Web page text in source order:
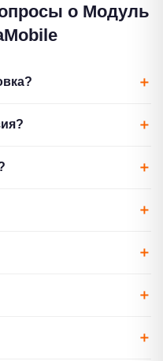
о Модуль
через «Честный
кода.